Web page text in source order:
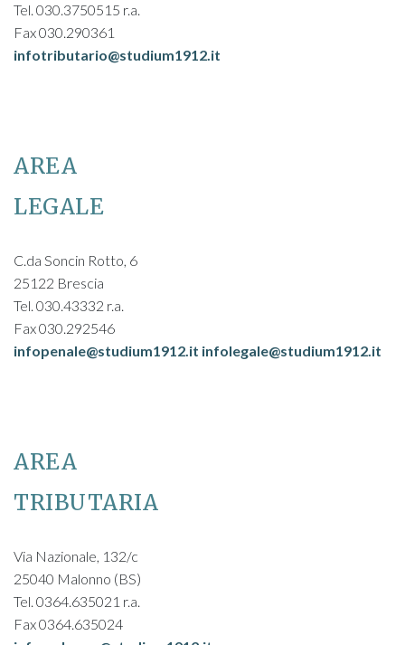
Tel. 030.3750515 r.a.
Fax 030.290361
infotributario@studium1912.it
AREA
LEGALE
C.da Soncin Rotto, 6
25122 Brescia
Tel. 030.43332 r.a.
Fax 030.292546
infopenale@studium1912.it infolegale@studium1912.it
AREA
TRIBUTARIA
Via Nazionale, 132/c
25040 Malonno (BS)
Tel. 0364.635021 r.a.
Fax 0364.635024